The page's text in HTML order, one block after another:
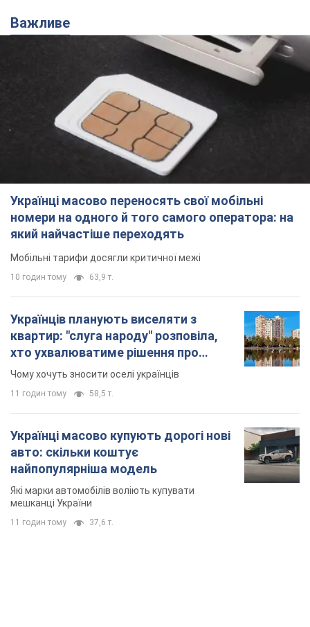
Важливе
Українці масово переносять свої мобільні
номери на одного й того самого оператора: на
який найчастіше переходять
Мобільні тарифи досягли критичної межі
10 годин тому 63,9 т.
Українців планують виселяти з
квартир: "слуга народу" розповіла,
хто ухвалюватиме рішення про
знесення будинків
Чому хочуть зносити оселі українців
11 годин тому 58,5 т.
Українці масово купують дорогі нові
авто: скільки коштує
найпопулярніша модель
Які марки автомобілів воліють купувати
мешканці України
11 годин тому 37,6 т.